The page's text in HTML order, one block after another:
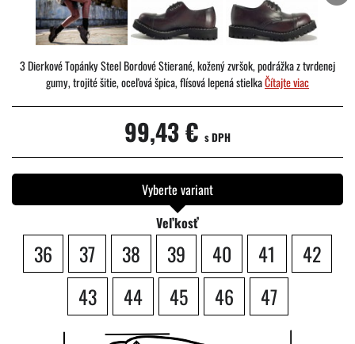
3 Dierkové Topánky Steel Bordové Stierané, kožený zvršok, podrážka z tvrdenej
gumy, trojité šitie, oceľová špica, flísová lepená stielkaČítajte viac
99,43 € s DPH
Vyberte variant
Veľkosť
36 37 38 39 40 41
42
43
44 45 46 47